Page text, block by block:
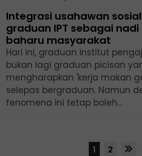
Integrasi usahawan
graduan IPT sebagai
baharu masyarakat
Hari ini, graduan institut
bukan lagi graduan picisan
mengharapkan 'kerja makan
selepas bergraduan. Namun
fenomena ini tetap boleh...
1 2